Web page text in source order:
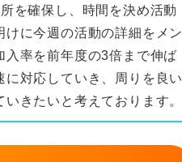
を確保し、時間を決め活動
に今週の活動の詳細をメン
率を前年度の3倍まで伸ば
対応していき、周りを良い
きたいと考えております。